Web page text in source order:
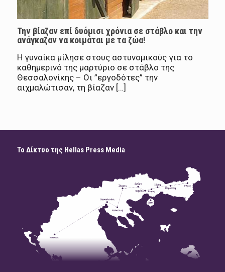
Την βίαζαν επί δυόμισι χρόνια σε στάβλο και την
ανάγκαζαν να κοιμάται με τα ζώα!
Η γυναίκα μίλησε στους αστυνομικούς για το
καθημερινό της μαρτύριο σε στάβλο της
Θεσσαλονίκης – Οι ”εργοδότες” την
αιχμαλώτισαν, τη βίαζαν […]
Το Δίκτυο της Hellas Press Media